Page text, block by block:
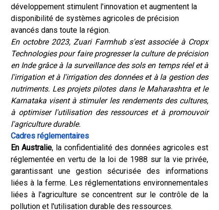
développement stimulent l'innovation et augmentent la
disponibilité de systèmes agricoles de précision
avancés dans toute la région.
En octobre 2023, Zuari Farmhub s'est associée à Cropx
Technologies pour faire progresser la culture de précision
en Inde grâce à la surveillance des sols en temps réel et à
l'irrigation et à l'irrigation des données et à la gestion des
nutriments. Les projets pilotes dans le Maharashtra et le
Karnataka visent à stimuler les rendements des cultures,
à optimiser l'utilisation des ressources et à promouvoir
l'agriculture durable.
Cadres réglementaires
En Australie, la confidentialité des données agricoles est
réglementée en vertu de la loi de 1988 sur la vie privée,
garantissant une gestion sécurisée des informations
liées à la ferme. Les réglementations environnementales
liées à l'agriculture se concentrent sur le contrôle de la
pollution et l'utilisation durable des ressources.